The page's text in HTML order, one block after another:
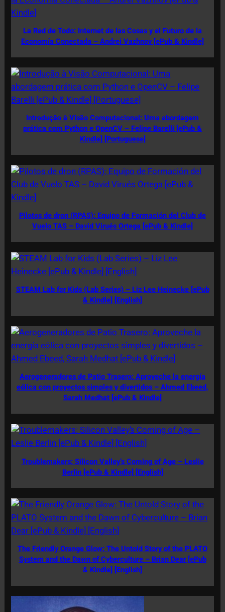
La Red de Todo: Internet de las Cosas y el Futuro de la
Economía Conectada – Andrei Vazhnov [ePub & Kindle]
Introdução à Visão Computacional: Uma abordagem
prática com Python e OpenCV – Felipe Barelli [ePub &
Kindle] [Portuguese]
Pilotos de dron (RPAS): Equipo de Formación del Club de
Vuelo TAS – David Virués Ortega [ePub & Kindle]
STEAM Lab for Kids (Lab Series) – Liz Lee Heinecke [ePub
& Kindle] [English]
Aerogeneradores de Patio Trasero: Aproveche la energía
eólica con proyectos simples y divertidos – Ahmed Ebeed,
Sarah Medhat [ePub & Kindle]
Troublemakers: Silicon Valley’s Coming of Age – Leslie
Berlin [ePub & Kindle] [English]
The Friendly Orange Glow: The Untold Story of the PLATO
System and the Dawn of Cyberculture – Brian Dear [ePub
& Kindle] [English]